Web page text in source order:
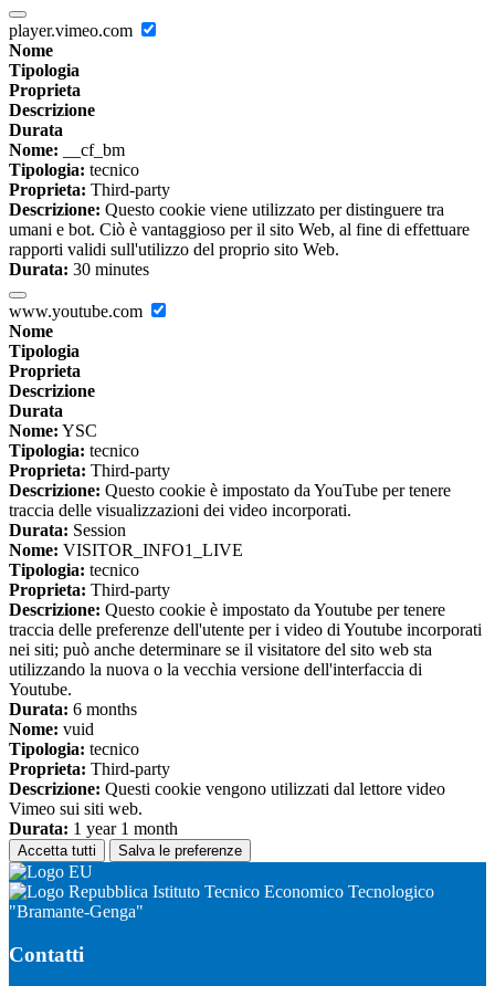
player.vimeo.com
Nome
Tipologia
Proprieta
Descrizione
Durata
Nome: __cf_bm
Tipologia: tecnico
Proprieta: Third-party
Descrizione: Questo cookie viene utilizzato per distinguere tra
umani e bot. Ciò è vantaggioso per il sito Web, al fine di effettuare
rapporti validi sull'utilizzo del proprio sito Web.
Durata: 30 minutes
www.youtube.com
Nome
Tipologia
Proprieta
Descrizione
Durata
Nome: YSC
Tipologia: tecnico
Proprieta: Third-party
Descrizione: Questo cookie è impostato da YouTube per tenere
traccia delle visualizzazioni dei video incorporati.
Durata: Session
Nome: VISITOR_INFO1_LIVE
Tipologia: tecnico
Proprieta: Third-party
Descrizione: Questo cookie è impostato da Youtube per tenere
traccia delle preferenze dell'utente per i video di Youtube incorporati
nei siti; può anche determinare se il visitatore del sito web sta
utilizzando la nuova o la vecchia versione dell'interfaccia di
Youtube.
Durata: 6 months
Nome: vuid
Tipologia: tecnico
Proprieta: Third-party
Descrizione: Questi cookie vengono utilizzati dal lettore video
Vimeo sui siti web.
Durata: 1 year 1 month
Accetta tutti Salva le preferenze
Istituto Tecnico Economico Tecnologico
"Bramante-Genga"
Contatti